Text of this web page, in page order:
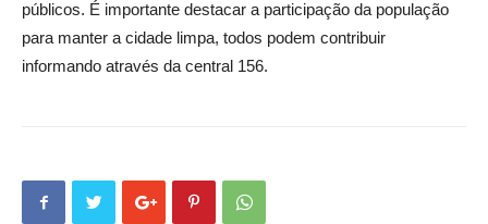
públicos. É importante destacar a participação da população
para manter a cidade limpa, todos podem contribuir
informando através da central 156.